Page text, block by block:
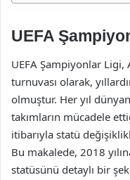
UEFA
UEFA Şampiyonlar
turnuvası olarak,
olmuştur. Her yıl
takımların mücadele
itibarıyla statü
Bu makalede, 2018
statüsünü detaylı bir